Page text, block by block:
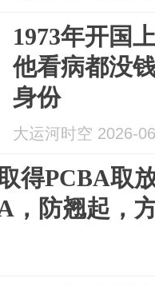
1973年开国
他看病都没
身份
大运河时空 2026-
得PCBA取
，防翘起，